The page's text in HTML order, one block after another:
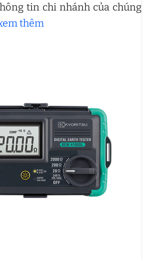
tin chi nhánh của chúng
thêm